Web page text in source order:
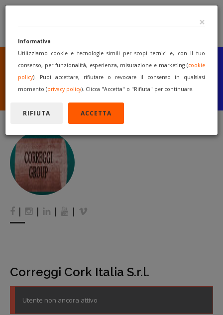
SEI UN COSTRUTTORE
O UN RIVENDITORE?
PUBBLICA GRATUITAMENTE
I TUOI MACCHINARI
INIZIA A VENDERE
| | | |
Correggi Cork Italia S.r.l.
Utente non ancora attivo
×
Informativa
Utilizziamo cookie e tecnologie simili per scopi tecnici e, con il tuo
consenso, per funzionalità, esperienza, misurazione e marketing (cookie
policy). Puoi accettare, rifiutare o revocare il consenso in qualsiasi
momento (privacy policy). Clicca "Accetta" o "Rifiuta" per continuare.
RIFIUTA ACCETTA